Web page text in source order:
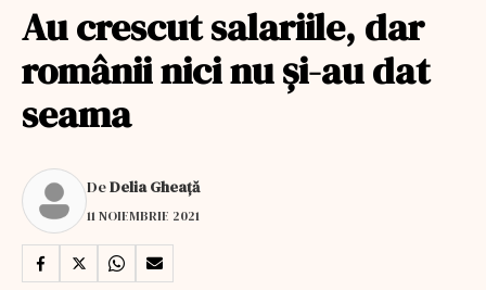
Au crescut salariile, dar
românii nici nu și-au dat
seama
DeDelia Gheață
11 NOIEMBRIE 2021